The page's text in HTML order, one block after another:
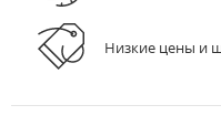
Низкие цены и